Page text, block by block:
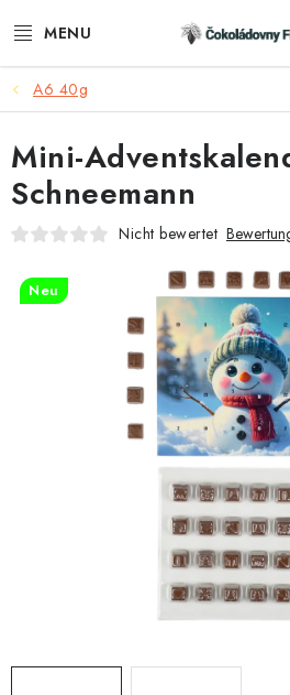
Inhalt
E-SHOP
WERBEARTIKEL
INFORMACE
FUNKČNÍ ČOKOLÁDA
Geschäftsbedingungen
Bedingungen zum Schutz
A6 40g
Mini-
Schneemann
Nicht bewertet
Neu